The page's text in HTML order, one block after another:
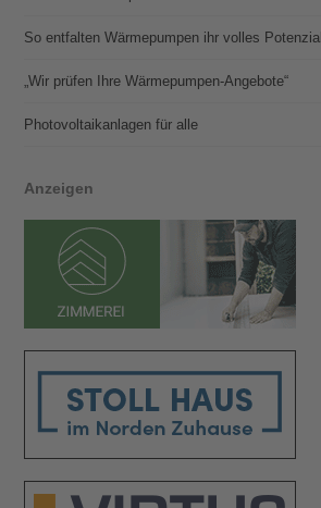
So entfalten Wärmepumpen ihr volles Potenzial
„Wir prüfen Ihre Wärmepumpen-Angebote“
Photovoltaik­­anlagen für alle
Anzeigen